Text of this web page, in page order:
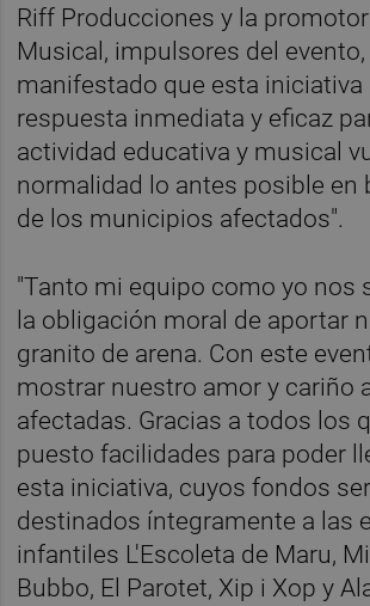
Riff Producciones y la
Musical, impulsores del evento,
manifestado que esta iniciativa
respuesta inmediata y eficaz
actividad educativa y musical
normalidad lo antes posible en
de los municipios afectados".
"Tanto mi equipo como yo nos
la obligación moral de aportar
granito de arena. Con este
mostrar nuestro amor y cariño
afectadas. Gracias a todos los
puesto facilidades para poder
esta iniciativa, cuyos fondos
destinados íntegramente a las
infantiles L'Escoleta de Maru,
Bubbo, El Parotet, Xip i Xop y